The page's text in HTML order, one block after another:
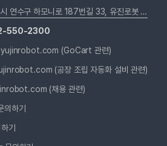
인천광역시 연수구 하모니로 187번길 33, 유진로봇 (22013)
550-2300
(GoCart 관련)
(공장 조립 자동화 설비 관련)
(채용 관련)
의하기
기